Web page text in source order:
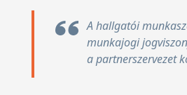
A hallgatói
munkajogi
a partnerszervezet